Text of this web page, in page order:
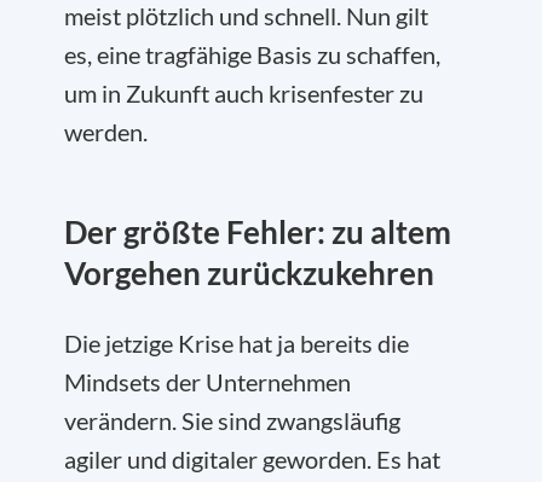
meist plötzlich und schnell. Nun gilt
es, eine tragfähige Basis zu schaffen,
um in Zukunft auch krisenfester zu
werden.
Der größte Fehler: zu altem
Vorgehen zurückzukehren
Die jetzige Krise hat ja bereits die
Mindsets der Unternehmen
verändern. Sie sind zwangsläufig
agiler und digitaler geworden. Es hat